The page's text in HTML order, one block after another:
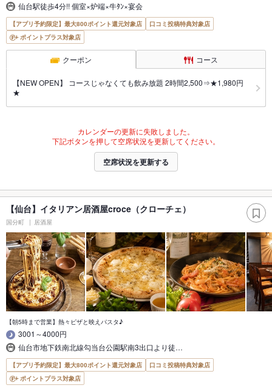
仙台駅徒歩4分!! 個室×炉端×牛ﾀﾝ×宴会
【アプリ予約限定】最大800ポイント還元対象店
口コミ投稿特典対象店
ポイントプラス対象店
クーポン コース
【NEW OPEN】 コースじゃなくても飲み放題 2時間2,500⇒★1,980円
★
カレンダーの更新に失敗しました。
下記ボタンを押して空席状況を更新してください。
空席状況を更新する
【仙台】イタリアン居酒屋croce（クローチェ）
国分町 居酒屋
【朝5時まで営業】熱々ピザと映えパスタ♪
3001～4000円
仙台市地下鉄南北線勾当台公園駅南3出口より徒…
【アプリ予約限定】最大800ポイント還元対象店
口コミ投稿特典対象店
ポイントプラス対象店